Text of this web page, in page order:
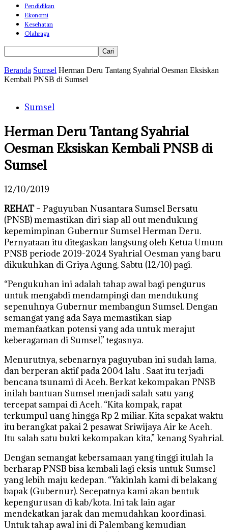
Pendidikan
Ekonomi
Kesehatan
Olahraga
Beranda Sumsel Herman Deru Tantang Syahrial Oesman Eksiskan
Kembali PNSB di Sumsel
Sumsel
Herman Deru Tantang Syahrial
Oesman Eksiskan Kembali PNSB di
Sumsel
12/10/2019
REHAT– Paguyuban Nusantara Sumsel Bersatu
(PNSB) memastikan diri siap all out mendukung
kepemimpinan Gubernur Sumsel Herman Deru.
Pernyataan itu ditegaskan langsung oleh Ketua Umum
PNSB periode 2019-2024 Syahrial Oesman yang baru
dikukuhkan di Griya Agung, Sabtu (12/10) pagi.
“Pengukuhan ini adalah tahap awal bagi pengurus
untuk mengabdi mendampingi dan mendukung
sepenuhnya Gubernur membangun Sumsel. Dengan
semangat yang ada Saya memastikan siap
memanfaatkan potensi yang ada untuk merajut
keberagaman di Sumsel,” tegasnya.
Menurutnya, sebenarnya paguyuban ini sudah lama,
dan berperan aktif pada 2004 lalu . Saat itu terjadi
bencana tsunami di Aceh. Berkat kekompakan PNSB
inilah bantuan Sumsel menjadi salah satu yang
tercepat sampai di Aceh. “Kita kompak, rapat
terkumpul uang hingga Rp 2 miliar. Kita sepakat waktu
itu berangkat pakai 2 pesawat Sriwijaya Air ke Aceh.
Itu salah satu bukti kekompakan kita,” kenang Syahrial.
Dengan semangat kebersamaan yang tinggi itulah Ia
berharap PNSB bisa kembali lagi eksis untuk Sumsel
yang lebih maju kedepan. “Yakinlah kami di belakang
bapak (Gubernur). Secepatnya kami akan bentuk
kepengurusan di kab/kota. Ini tak lain agar
mendekatkan jarak dan memudahkan koordinasi.
Untuk tahap awal ini di Palembang kemudian